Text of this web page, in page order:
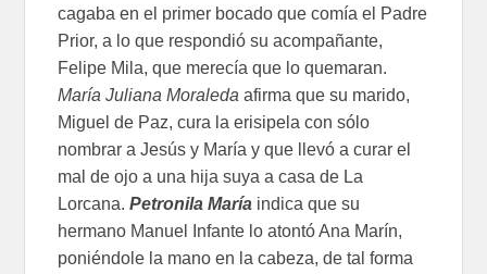
cagaba en el primer bocado que comía el Padre
Prior, a lo que respondió su acompañante,
Felipe Mila, que merecía que lo quemaran.
María Juliana Moraleda afirma que su marido,
Miguel de Paz, cura la erisipela con sólo
nombrar a Jesús y María y que llevó a curar el
mal de ojo a una hija suya a casa de La
Lorcana.Petronila María indica que su
hermano Manuel Infante lo atontó Ana Marín,
poniéndole la mano en la cabeza, de tal forma